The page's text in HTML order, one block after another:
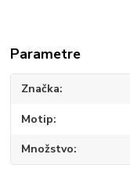
Parametre
Značka
Motip
Množstvo